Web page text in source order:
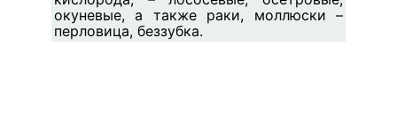
окуневые, а также раки, моллюски –
перловица, беззубка.